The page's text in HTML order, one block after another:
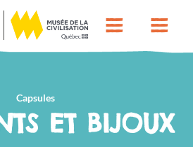
Capsules
ET BIJOUX